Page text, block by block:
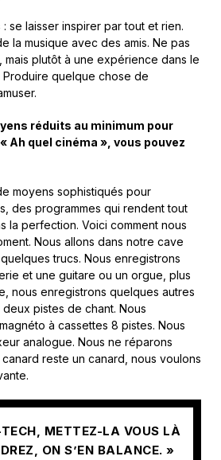
se laisser inspirer par tout et rien.
la musique avec des amis. Ne pas
plutôt à une expérience dans le
Produire quelque chose de
réduits au minimum pour
Ah quel cinéma », vous pouvez
moyens sophistiqués pour
des programmes qui rendent tout
la perfection. Voici comment nous
Nous allons dans notre cave
trucs. Nous enregistrons
et une guitare ou un orgue, plus
nous enregistrons quelques autres
pistes de chant. Nous
à cassettes 8 pistes. Nous
analogue. Nous ne réparons
reste un canard, nous voulons
METTEZ-LA VOUS LÀ
ON S’EN BALANCE. »